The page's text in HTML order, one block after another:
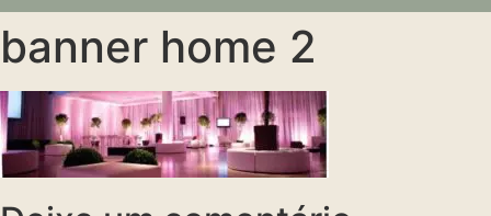
banner home 2